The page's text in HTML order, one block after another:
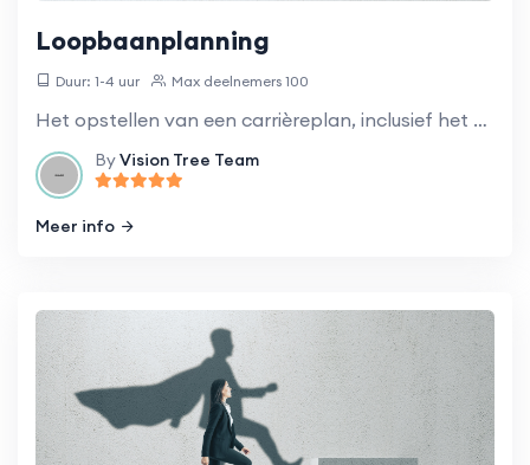
Loopbaanplanning
Duur: 1-4 uur Max deelnemers 100
Het opstellen van een carrièreplan, inclusief het stellen van doelen en het ontwikkelen van strategieën om die doelen te bereiken.
ByVision Tree Team
Meer info